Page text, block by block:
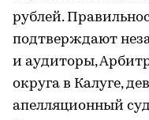
рублей.
подтверждают
и аудиторы,
округа в Калуге,
апелляционный